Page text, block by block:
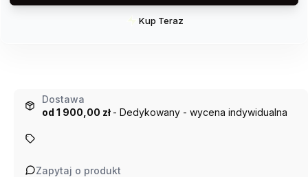
Szybki
betonowa
Kup Teraz
Dostawa
od 1 900,00 zł - Dedykowany - wycena indywidualna
Zapytaj o produkt